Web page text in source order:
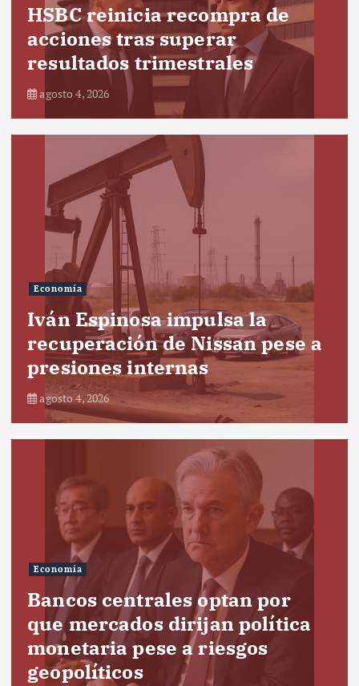
HSBC reinicia recompra de
acciones tras superar
resultados trimestrales
agosto 4, 2026
Economía
Iván Espinosa impulsa la
recuperación de Nissan pese a
presiones internas
agosto 4, 2026
Economía
Bancos centrales optan por
que mercados dirijan política
monetaria pese a riesgos
geopolíticos